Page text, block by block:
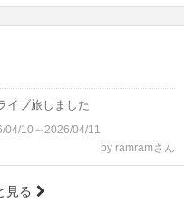
イブ旅しました
04/10～2026/04/11
by ramramさん
見る